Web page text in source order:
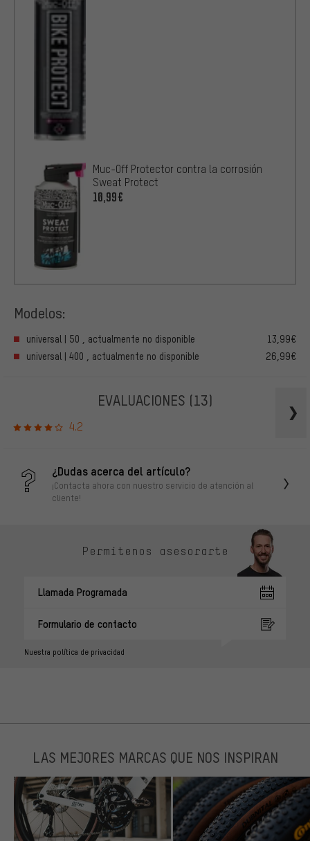
Muc-Off Protector contra la corrosión
Sweat Protect
10,99€
Modelos:
universal | 50 , actualmente no disponible
13,99€
universal | 400 , actualmente no disponible
26,99€
EVALUACIONES (13)
4.2
¿Dudas acerca del artículo?
¡Contacta ahora con nuestro servicio de atención al
cliente!
Permítenos asesorarte
Llamada Programada
Formulario de contacto
Nuestra política de privacidad
LAS MEJORES MARCAS QUE NOS INSPIRAN